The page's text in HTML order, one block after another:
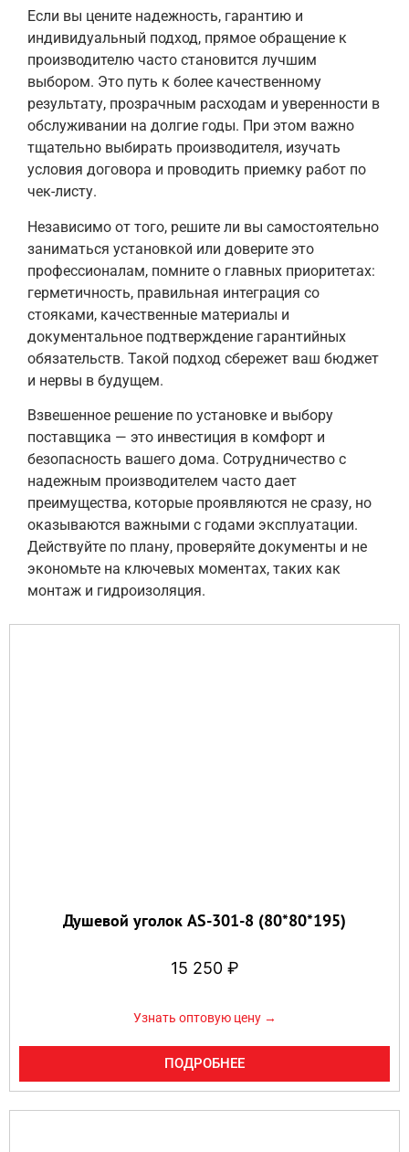
Если вы цените надежность, гарантию и
индивидуальный подход, прямое обращение к
производителю часто становится лучшим
выбором. Это путь к более качественному
результату, прозрачным расходам и уверенности в
обслуживании на долгие годы. При этом важно
тщательно выбирать производителя, изучать
условия договора и проводить приемку работ по
чек-листу.
Независимо от того, решите ли вы самостоятельно
заниматься установкой или доверите это
профессионалам, помните о главных приоритетах:
герметичность, правильная интеграция со
стояками, качественные материалы и
документальное подтверждение гарантийных
обязательств. Такой подход сбережет ваш бюджет
и нервы в будущем.
Взвешенное решение по установке и выбору
поставщика — это инвестиция в комфорт и
безопасность вашего дома. Сотрудничество с
надежным производителем часто дает
преимущества, которые проявляются не сразу, но
оказываются важными с годами эксплуатации.
Действуйте по плану, проверяйте документы и не
экономьте на ключевых моментах, таких как
монтаж и гидроизоляция.
Душевой уголок AS-301-8 (80*80*195)
15 250 ₽
Узнать оптовую цену →
ПОДРОБНЕЕ